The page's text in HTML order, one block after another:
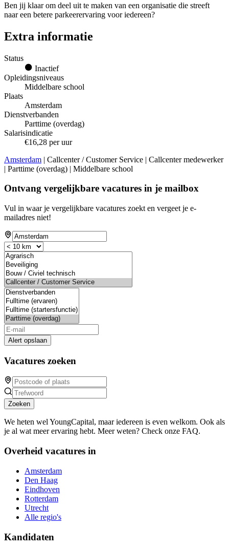
Ben jij klaar om deel uit te maken van een organisatie die streeft
naar een betere parkeerervaring voor iedereen?
Extra informatie
Status
Inactief
Opleidingsniveaus
Middelbare school
Plaats
Amsterdam
Dienstverbanden
Parttime (overdag)
Salarisindicatie
€16,28 per uur
Amsterdam | Callcenter / Customer Service | Callcenter medewerker
| Parttime (overdag) | Middelbare school
Ontvang vergelijkbare vacatures in je mailbox
Vul in waar je vergelijkbare vacatures zoekt en vergeet je e-
mailadres niet!
Alert opslaan
Vacatures zoeken
Zoeken
We heten wel YoungCapital, maar iedereen is even welkom. Ook als
je al wat meer ervaring hebt. Meer weten? Check onze FAQ.
Overheid vacatures in
Amsterdam
Den Haag
Eindhoven
Rotterdam
Utrecht
Alle regio's
Kandidaten